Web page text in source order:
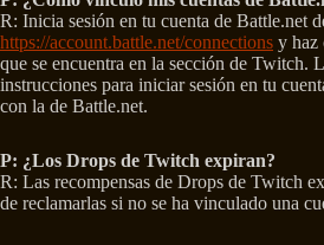
R: Inicia sesión en tu cuenta de Battle.net
https://account.battle.net/connections y haz
que se encuentra en la sección de Twitch.
instrucciones para iniciar sesión en tu
con la de Battle.net.
P: ¿Los Drops de Twitch expiran?
R: Las recompensas de Drops de Twitch
de reclamarlas si no se ha vinculado una